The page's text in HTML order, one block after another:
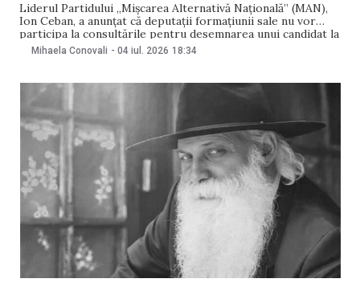
Liderul Partidului „Mișcarea Alternativă Națională” (MAN),
Ion Ceban, a anunțat că deputații formațiunii sale nu vor
participa la consultările pentru desemnarea unui candidat la
funcția de prim-ministru. Anunțul a fost făcut pe 4 iulie. „Ne
Mihaela Conovali - 04 iul. 2026 18:34